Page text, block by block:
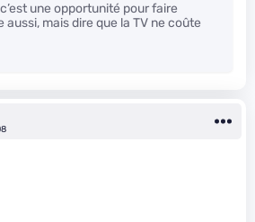
une opportunité pour faire
mais dire que la TV ne coûte